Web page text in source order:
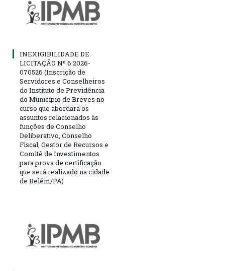
INEXIGIBILIDADE DE
LICITAÇÃO Nº 6.2026-
070526 (Inscrição de
Servidores e Conselheiros
do Instituto de Previdência
do Município de Breves no
curso que abordará os
assuntos relacionados às
funções de Conselho
Deliberativo, Conselho
Fiscal, Gestor de Recursos e
Comitê de Investimentos
para prova de certificação
que será realizado na cidade
de Belém/PA)